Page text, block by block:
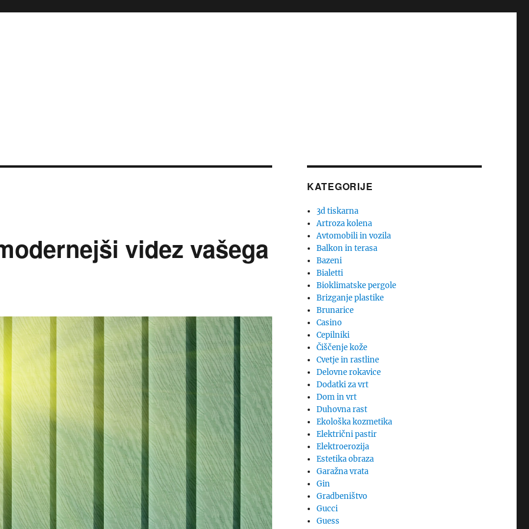
videz vašega
KATEGORIJE
3d tiskarna
Artroza kolena
Avtomobili in vozila
Balkon in terasa
Bazeni
Bialetti
Bioklimatske pergole
Brizganje plastike
Brunarice
Casino
Cepilniki
Čiščenje kože
Cvetje in rastline
Delovne rokavice
Dodatki za vrt
Dom in vrt
Duhovna rast
Ekološka kozmetika
Električni pastir
Elektroerozija
Estetika obraza
Garažna vrata
Gin
Gradbeništvo
Gucci
Guess